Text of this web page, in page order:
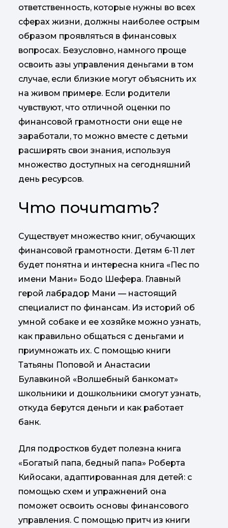
ответственность, которые нужны во всех
сферах жизни, должны наиболее острым
образом проявляться в финансовых
вопросах. Безусловно, намного проще
освоить азы управления деньгами в том
случае, если близкие могут объяснить их
на живом примере. Если родители
чувствуют, что отличной оценки по
финансовой грамотности они еще не
заработали, то можно вместе с детьми
расширять свои знания, используя
множество доступных на сегодняшний
день ресурсов.
Что почитать?
Существует множество книг, обучающих
финансовой грамотности. Детям 6-11 лет
будет понятна и интересна книга «Пес по
имени Мани» Бодо Шефера. Главный
герой лабрадор Мани — настоящий
специалист по финансам. Из историй об
умной собаке и ее хозяйке можно узнать,
как правильно общаться с деньгами и
приумножать их. С помощью книги
Татьяны Поповой и Анастасии
Булавкиной «Волшебный банкомат»
школьники и дошкольники смогут узнать,
откуда берутся деньги и как работает
банк.
Для подростков будет полезна книга
«Богатый папа, бедный папа» Роберта
Кийосаки, адаптированная для детей: с
помощью схем и упражнений она
поможет освоить основы финансового
управления. С помощью притч из книги